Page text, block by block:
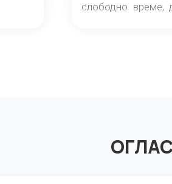
слободно време,